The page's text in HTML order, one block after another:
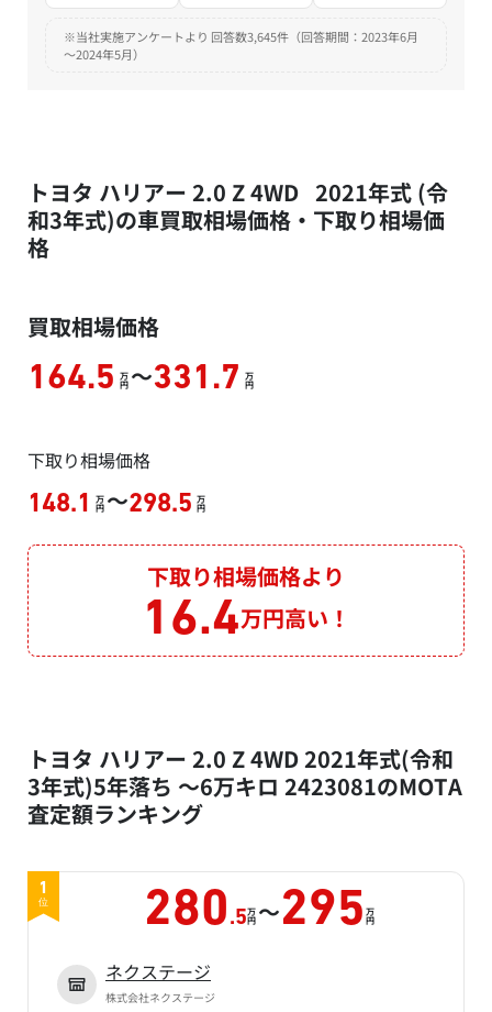
※当社実施アンケートより 回答数3,645件（回答期間：2023年6月
～2024年5月）
トヨタ ハリアー 2.0 Z 4WD 2021年式 (令
和3年式)の車買取相場価格・下取り相場価
格
買取相場価格
164.5 万
円 ～331.7 万
円
下取り相場価格
148.1 万
円 ～298.5 万
円
下取り相場価格より
16.4万円高い！
トヨタ ハリアー 2.0 Z 4WD 2021年式(令和
3年式)5年落ち ～6万キロ 2423081のMOTA
査定額ランキング
1
位 280 .5万
円 ～295 万
円
ネクステージ
株式会社ネクステージ